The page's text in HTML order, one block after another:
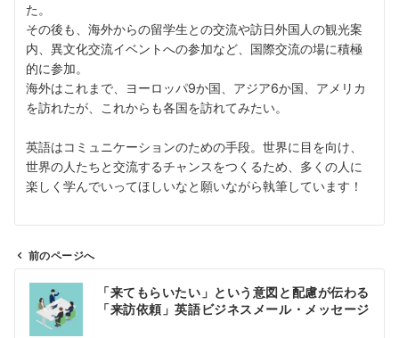
た。
その後も、海外からの留学生との交流や訪日外国人の観光案
内、異文化交流イベントへの参加など、国際交流の場に積極
的に参加。
海外はこれまで、ヨーロッパ9か国、アジア6か国、アメリカ
を訪れたが、これからも各国を訪れてみたい。
英語はコミュニケーションのための手段。世界に目を向け、
世界の人たちと交流するチャンスをつくるため、多くの人に
楽しく学んでいってほしいなと願いながら執筆しています！
前のページへ
「来てもらいたい」という意図と配慮が伝わる
「来訪依頼」英語ビジネスメール・メッセージ